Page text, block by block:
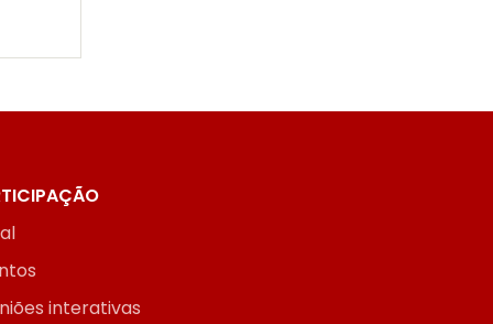
interativas